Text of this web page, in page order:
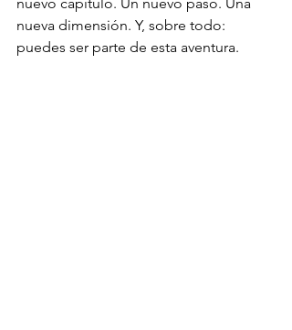
nueva dimensión. Y, sobre todo:
puedes ser parte de esta aventura.